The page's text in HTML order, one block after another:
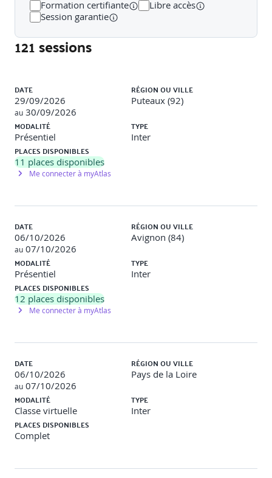
Public concerné
Développeurs web, intégrateurs…
Prérequis
Avoir suivi la formation « Sensibilisation à l’accessibilité
numérique » et Disposer de connaissances avancées dans
le développement de sites web.
Méthodes et moyens pédagogiques
Travaux pratiquesDes études de cas et exercices
Méthodes pédagogiques
60% pratique – 40% théorie.
Pour optimiser le parcours d’apprentissage, des modules
e-learning peuvent être fournis avant et après la session
présentielle ou la classe virtuelle, sur simple demande du
participant.
participant tout au long de la formation au moyen de
QCM, mises en situation, travaux pratiques… Le
participant complète également un test de
positionnement en amont et en aval pour valider les
compétences acquises.
Modalités d'inscription
Formation certifiante
Libre accès
Session garantie
121 sessions
DATE
29/09/2026
au 30/09/2026
RÉGION OU VILLE
Puteaux (92)
MODALITÉ
Présentiel
TYPE
Inter
PLACES DISPONIBLES
11 places disponibles
Me connecter à myAtlas
DATE
06/10/2026
au 07/10/2026
RÉGION OU VILLE
Avignon (84)
MODALITÉ
Présentiel
TYPE
Inter
PLACES DISPONIBLES
12 places disponibles
Me connecter à myAtlas
DATE
06/10/2026
au 07/10/2026
RÉGION OU VILLE
Pays de la Loire
MODALITÉ
Classe virtuelle
TYPE
Inter
PLACES DISPONIBLES
Complet